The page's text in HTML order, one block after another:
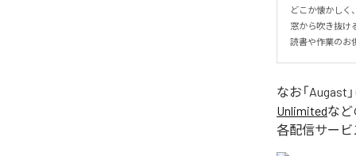
どこか懐かしく
窓から吹き抜け
読書や作業のお
なお「Augast
Unlimitedなど
各配信サービ